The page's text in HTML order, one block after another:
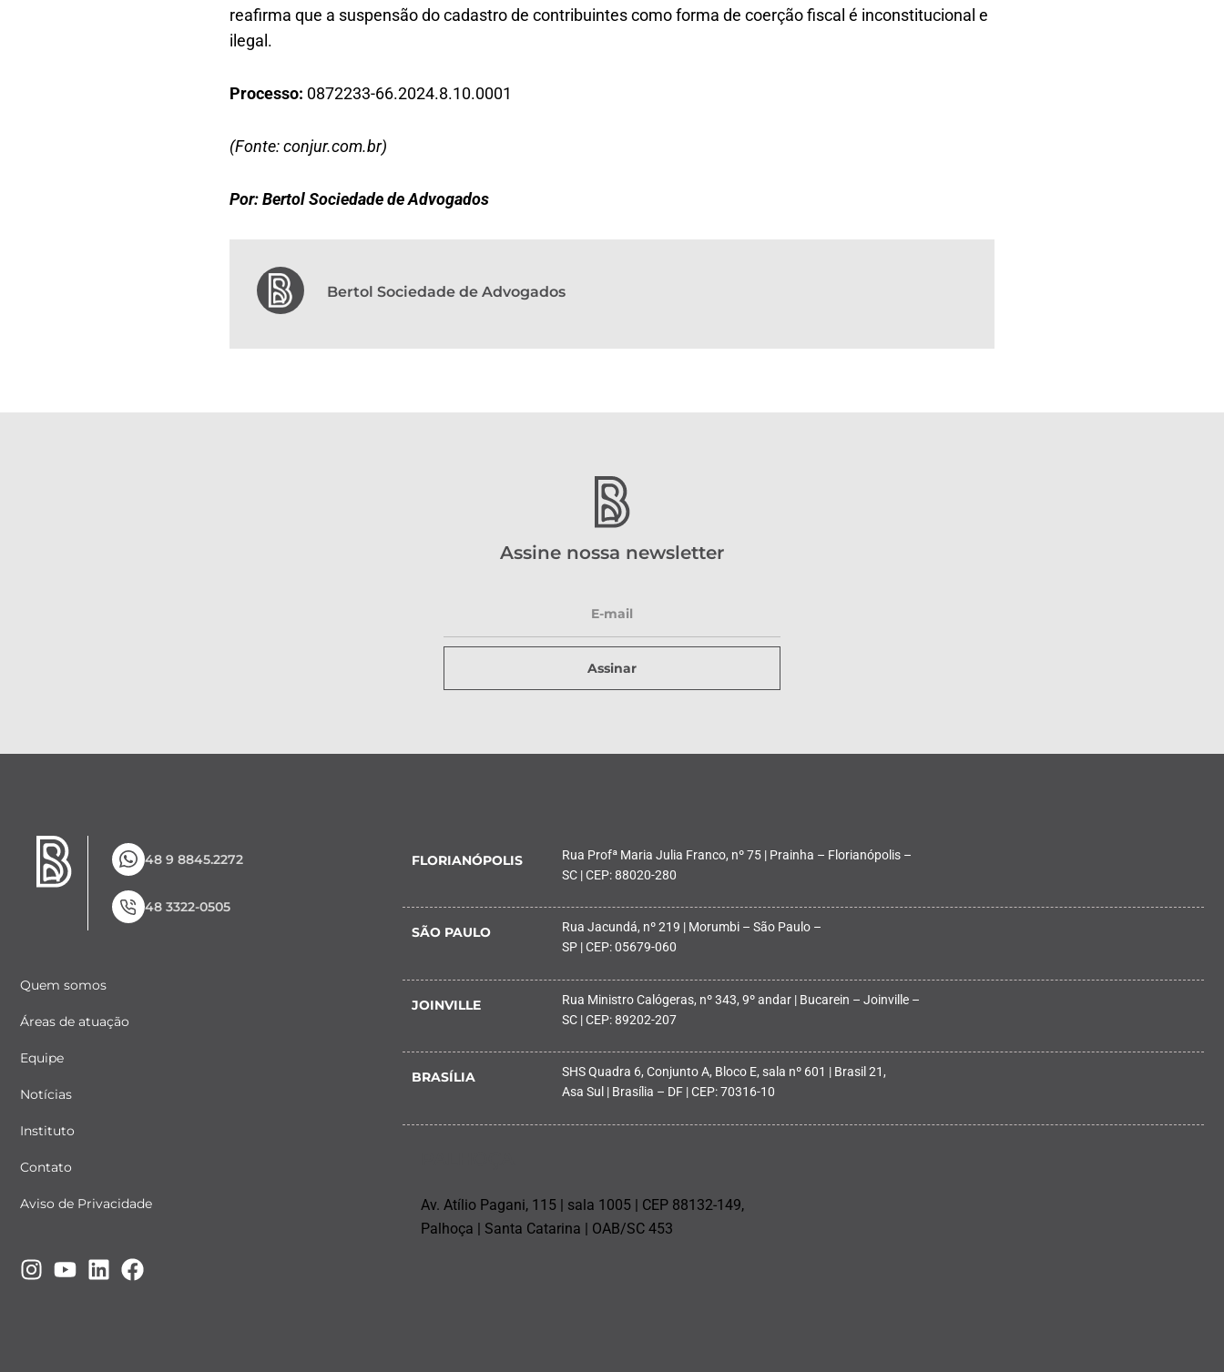
reafirma que a suspensão do cadastro de contribuintes como forma de coerção fiscal é inconstitucional e
ilegal.
Processo: 0872233-66.2024.8.10.0001
(Fonte: conjur.com.br)
Por: Bertol Sociedade de Advogados
Bertol Sociedade de Advogados
Assine nossa newsletter
Assinar
48 9 8845.2272
48 3322-0505
Quem somos
Áreas de atuação
Equipe
Notícias
Instituto
Contato
Aviso de Privacidade
FLORIANÓPOLIS
Rua Profª Maria Julia Franco, nº 75 | Prainha – Florianópolis –
SC | CEP: 88020-280
SÃO PAULO
Rua Jacundá, nº 219 | Morumbi – São Paulo –
SP | CEP: 05679-060
JOINVILLE
Rua Ministro Calógeras, nº 343, 9º andar | Bucarein – Joinville –
SC | CEP: 89202-207
BRASÍLIA
SHS Quadra 6, Conjunto A, Bloco E, sala nº 601 | Brasil 21,
Asa Sul | Brasília – DF | CEP: 70316-10
Av. Atílio Pagani, 115 | sala 1005 | CEP 88132-149,
Palhoça | Santa Catarina | OAB/SC 453